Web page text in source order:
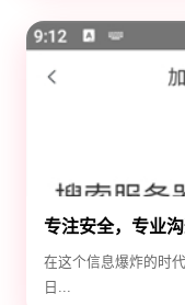
专注安全，专业
全守护神
在这个信息爆炸的时
日...